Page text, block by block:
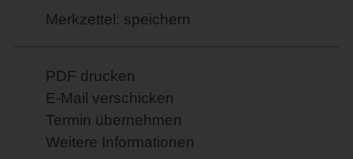
Merkzettel: speichern
PDF drucken
E-Mail verschicken
Termin übernehmen
Weitere Informationen